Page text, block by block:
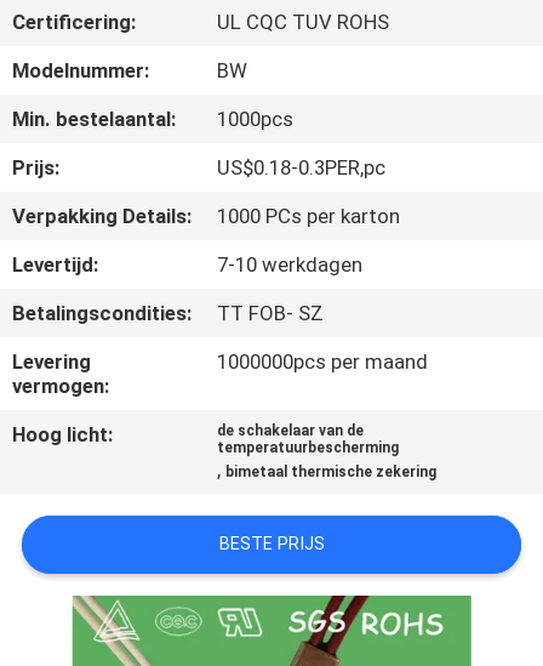
FABRIEKSREIS
KWALITEITSCONTROLE
CONTACTEER
ONS
NIEUWS
ALLE
GEVALLEN
SITEMAP
PRIVACY
POLICY
Certificering:
UL CQC TUV ROHS
Modelnummer:
BW
Min. bestelaantal:
1000pcs
Prijs:
US$0.18-0.3PER,pc
Verpakking Details:
1000 PCs per karton
Levertijd:
7-10 werkdagen
Betalingscondities:
TT FOB- SZ
Levering
vermogen:
1000000pcs per maand
Hoog licht:
de schakelaar van de
temperatuurbescherming
, bimetaal thermische zekering
BESTE PRIJS